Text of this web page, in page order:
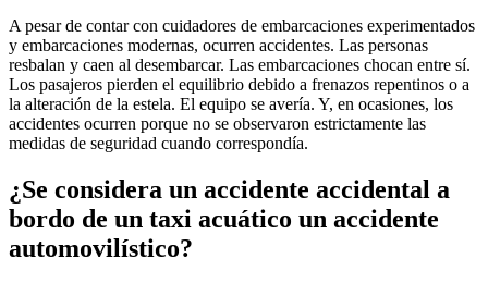
A pesar de contar con cuidadores de embarcaciones experimentados
y embarcaciones modernas, ocurren accidentes. Las personas
resbalan y caen al desembarcar. Las embarcaciones chocan entre sí.
Los pasajeros pierden el equilibrio debido a frenazos repentinos o a
la alteración de la estela. El equipo se avería. Y, en ocasiones, los
accidentes ocurren porque no se observaron estrictamente las
medidas de seguridad cuando correspondía.
¿Se considera un accidente accidental a
bordo de un taxi acuático un accidente
automovilístico?